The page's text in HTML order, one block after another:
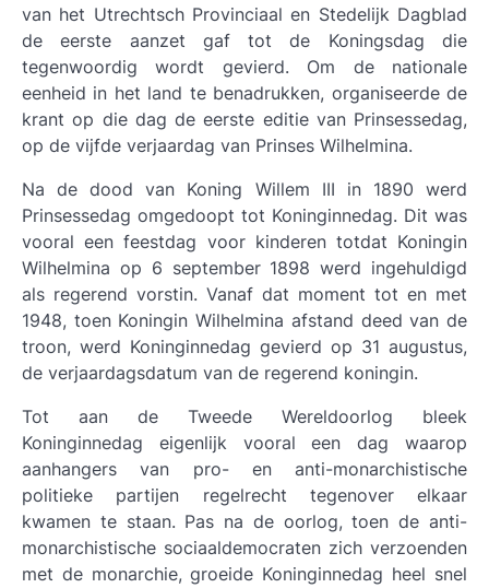
van het Utrechtsch Provinciaal en Stedelijk Dagblad
de eerste aanzet gaf tot de Koningsdag die
tegenwoordig wordt gevierd. Om de nationale
eenheid in het land te benadrukken, organiseerde de
krant op die dag de eerste editie van Prinsessedag,
op de vijfde verjaardag van Prinses Wilhelmina.
Na de dood van Koning Willem III in 1890 werd
Prinsessedag omgedoopt tot Koninginnedag. Dit was
vooral een feestdag voor kinderen totdat Koningin
Wilhelmina op 6 september 1898 werd ingehuldigd
als regerend vorstin. Vanaf dat moment tot en met
1948, toen Koningin Wilhelmina afstand deed van de
troon, werd Koninginnedag gevierd op 31 augustus,
de verjaardagsdatum van de regerend koningin.
Tot aan de Tweede Wereldoorlog bleek
Koninginnedag eigenlijk vooral een dag waarop
aanhangers van pro- en anti-monarchistische
politieke partijen regelrecht tegenover elkaar
kwamen te staan. Pas na de oorlog, toen de anti-
monarchistische sociaaldemocraten zich verzoenden
met de monarchie, groeide Koninginnedag heel snel